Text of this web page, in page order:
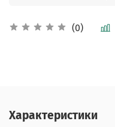
(0)
Характеристики